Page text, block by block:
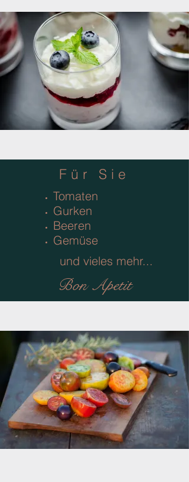
Für Sie
Tomaten
Gurken
Beeren
Gemüse
und vieles mehr...
Bon Apetit